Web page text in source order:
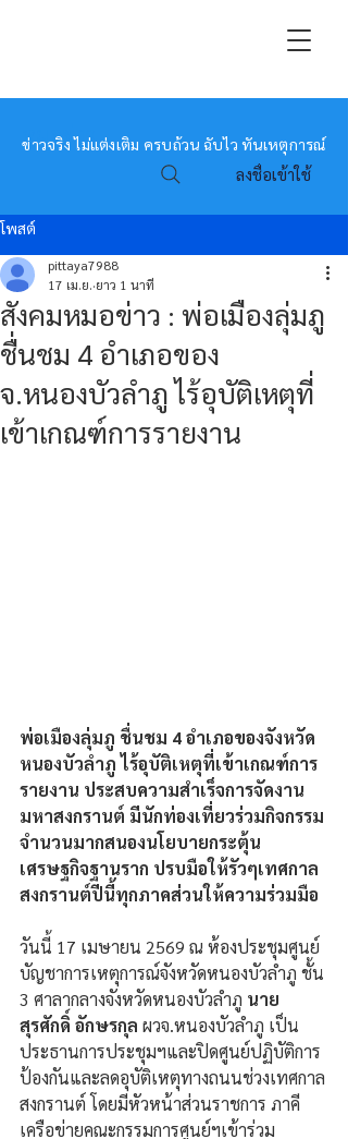
หมอข่าว
ข่าวจริง ไม่แต่งเติม ครบถ้วน ฉับไว ทันเหตุการณ์
ลงชื่อเข้าใช้
โพสต์
สังคมหมอข่าว : พ่อเมืองลุ่มภู
ชื่นชม 4 อำเภอของ
จ.หนองบัวลำภู ไร้อุบัติเหตุที่
เข้าเกณฑ์การรายงาน
pittaya7988
17 เม.ย. ยาว 1 นาที
พ่อเมืองลุ่มภู ชื่นชม 4 อำเภอของจังหวัด
หนองบัวลำภู ไร้อุบัติเหตุที่เข้าเกณฑ์การ
รายงาน ประสบความสำเร็จการจัดงาน
มหาสงกรานต์ มีนักท่องเที่ยวร่วมกิจกรรม
จำนวนมากสนองนโยบายกระตุ้น
เศรษฐกิจฐานราก ปรบมือให้รัวๆเทศกาล
สงกรานต์ปีนี้ทุกภาคส่วนให้ความร่วมมือ
วันนี้ 17 เมษายน 2569 ณ ห้องประชุมศูนย์
บัญชาการเหตุการณ์จังหวัดหนองบัวลำภู ชั้น
3 ศาลากลางจังหวัดหนองบัวลำภู นาย
สุรศักดิ์ อักษรกุล ผวจ.หนองบัวลำภู เป็น
ประธานการประชุมฯและปิดศูนย์ปฏิบัติการ
ป้องกันและลดอุบัติเหตุทางถนนช่วงเทศกาล
สงกรานต์ โดยมีหัวหน้าส่วนราชการ ภาคี
เครือข่ายคณะกรรมการศูนย์ฯเข้าร่วม